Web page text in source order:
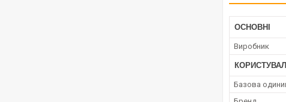
ОСНОВНІ
Виробник
Базова